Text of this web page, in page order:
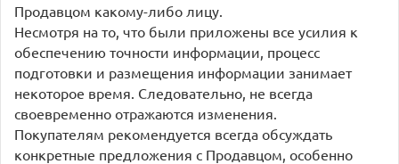
Продавцом какому-либо лицу.
Несмотря на то, что были приложены все усилия к
обеспечению точности информации, процесс
подготовки и размещения информации занимает
некоторое время. Следовательно, не всегда
своевременно отражаются изменения.
Покупателям рекомендуется всегда обсуждать
конкретные предложения с Продавцом, особенно